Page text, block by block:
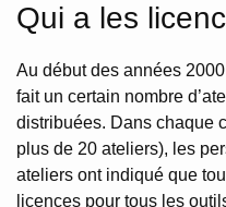
Qui a les
Au début des années
fait un certain nombre
distribuées. Dans chaque
plus de 20 ateliers), les
ateliers ont indiqué que
licences pour tous les